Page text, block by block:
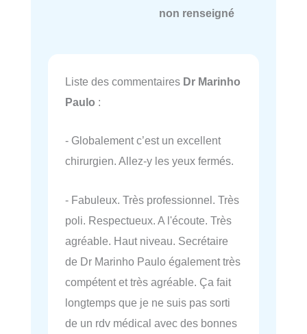
non renseigné
Liste des commentaires Dr Marinho
Paulo :
- Globalement c’est un excellent
chirurgien. Allez-y les yeux fermés.
- Fabuleux. Très professionnel. Très
poli. Respectueux. A l'écoute. Très
agréable. Haut niveau. Secrétaire
de Dr Marinho Paulo également très
compétent et très agréable. Ça fait
longtemps que je ne suis pas sorti
de un rdv médical avec des bonnes